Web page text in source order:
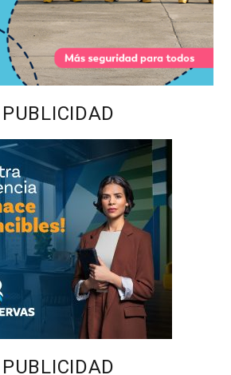
PUBLICIDAD
PUBLICIDAD